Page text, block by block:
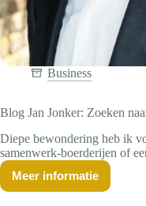
Business
Blog Jan Jonker: Zoeken
Diepe bewondering heb ik
samenwerk-boerderijen of
in onze maatschappij heel
ideeën, mensen die zich
van veranderingen in hun
Meer informatie
Blog
Jan